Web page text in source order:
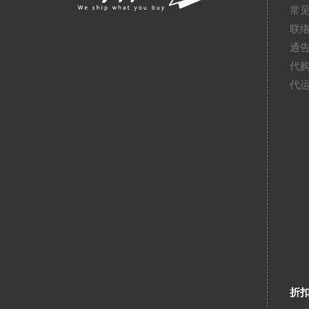
常
联
通
代
代
折